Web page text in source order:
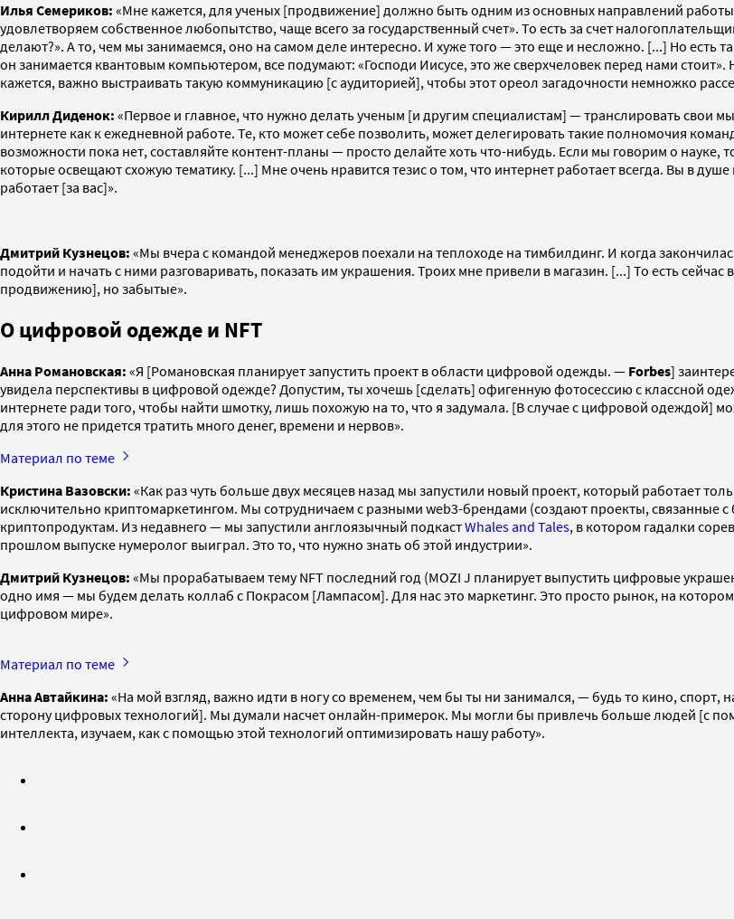
Илья Семериков: «Мне кажется, для ученых [продвижение] должно быть одним из основных направлений
удовлетворяем собственное любопытство, чаще всего за государственный счет». То есть за счет
делают?». А то, чем мы занимаемся, оно на самом деле интересно. И хуже того — это еще и несложно. [...] Но есть
он занимается квантовым компьютером, все подумают: «Господи Иисусе, это же сверхчеловек перед нами
кажется, важно выстраивать такую коммуникацию [с аудиторией], чтобы этот ореол загадочности немножко
Кирилл Диденок: «Первое и главное, что нужно делать ученым [и другим специалистам] — транслировать свои
интернете как к ежедневной работе. Те, кто может себе позволить, может делегировать такие полномочия
возможности пока нет, составляйте контент-планы — просто делайте хоть что-нибудь. Если мы говорим о
которые освещают схожую тематику. [...] Мне очень нравится тезис о том, что интернет работает всегда. Вы в
работает [за вас]».
Дмитрий Кузнецов: «Мы вчера с командой менеджеров поехали на теплоходе на тимбилдинг. И когда
подойти и начать с ними разговаривать, показать им украшения. Троих мне привели в магазин. [...] То есть
продвижению], но забытые».
О цифровой одежде и NFT
Анна Романовская: «Я [Романовская планирует запустить проект в области цифровой одежды. — Forbes]
увидела перспективы в цифровой одежде? Допустим, ты хочешь [сделать] офигенную фотосессию с классной
интернете ради того, чтобы найти шмотку, лишь похожую на то, что я задумала. [В случае с цифровой одеждой]
для этого не придется тратить много денег, времени и нервов».
Материал по теме
Кристина Вазовски: «Как раз чуть больше двух месяцев назад мы запустили новый проект, который работает
исключительно криптомаркетингом. Мы сотрудничаем с разными web3-брендами (создают проекты, связанные
криптопродуктам. Из недавнего — мы запустили англоязычный подкастWhales and Tales, в котором гадалки
прошлом выпуске нумеролог выиграл. Это то, что нужно знать об этой индустрии».
Дмитрий Кузнецов: «Мы прорабатываем тему NFT последний год (MOZI J планирует выпустить цифровые
одно имя — мы будем делать коллаб с Покрасом [Лампасом]. Для нас это маркетинг. Это просто рынок, на
цифровом мире».
Материал по теме
Анна Автайкина: «На мой взгляд, важно идти в ногу со временем, чем бы ты ни занимался, — будь то кино, спорт,
сторону цифровых технологий]. Мы думали насчет онлайн-примерок. Мы могли бы привлечь больше людей [с
интеллекта, изучаем, как с помощью этой технологий оптимизировать нашу работу».